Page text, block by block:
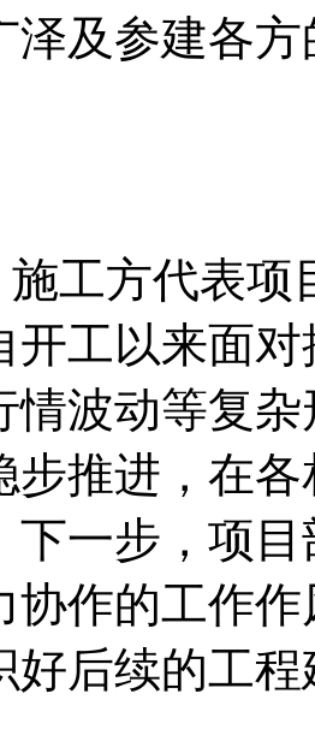
泽及参建各
工方代表项
开工以来面
情波动等复
步推进，在
下一步，项
协作的工作
好后续的工